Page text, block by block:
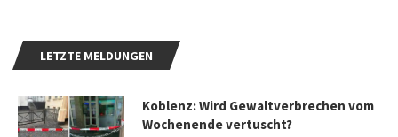
LETZTE MELDUNGEN
Koblenz: Wird Gewaltverbrechen vom
Wochenende vertuscht?